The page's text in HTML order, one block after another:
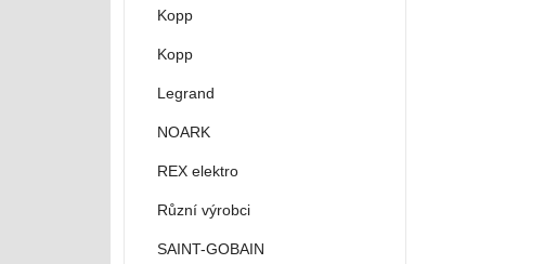
Kopp
Kopp
Legrand
NOARK
REX elektro
Různí výrobci
SAINT-GOBAIN